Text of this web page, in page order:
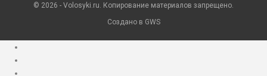
© 2026 - Volosyki.ru. Копирование материалов запрещено.
Создано в GWS